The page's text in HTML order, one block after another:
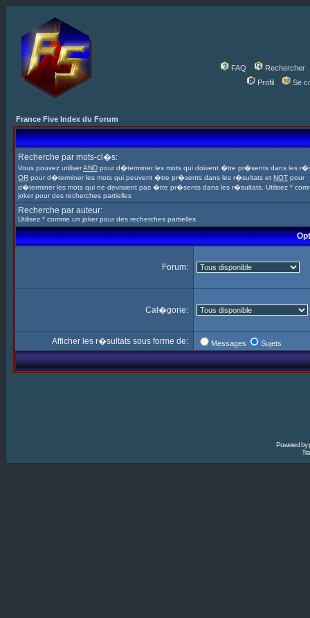
FAQ
Rechercher
Profil
Se
France Five Index du Forum
Recherche par mots-cl�s:
Vous pouvez utiliserAND pour d�terminer les mots qui doivent �tre pr�sents dans les
OR pour d�terminer les mots qui peuvent �tre pr�sents dans les r�sultats et NOT pour
d�terminer les mots qui ne devraient pas �tre pr�sents dans les r�sultats. Utilisez *
joker pour des recherches partielles
Recherche par auteur:
Utilisez * comme un joker pour des recherches partielles
Forum:
Cat�gorie:
Afficher les r�sultats sous forme de: Messages Sujets
Powered by